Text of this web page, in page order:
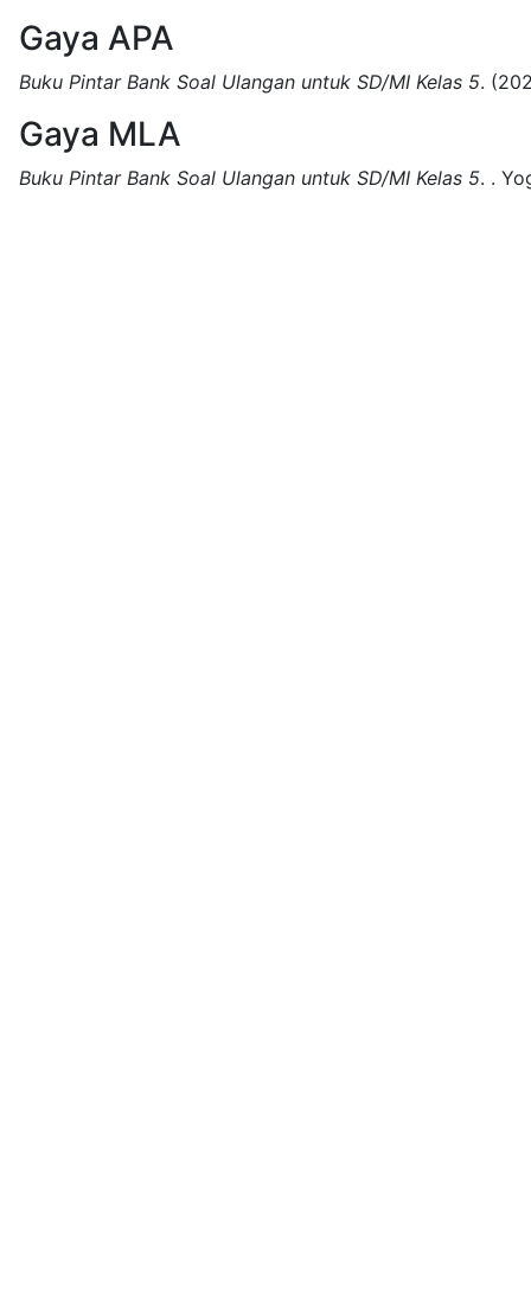
Gaya APA
Buku Pintar Bank Soal Ulangan untuk SD/MI Kelas 5.
Gaya MLA
Buku Pintar Bank Soal Ulangan untuk SD/MI Kelas 5. .